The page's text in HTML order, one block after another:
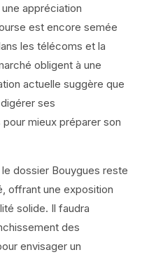
appréciation
est encore semée
les télécoms et la
obligent à une
actuelle suggère que
ses
mieux préparer son
le dossier Bouygues reste
offrant une exposition
solide. Il faudra
des
envisager un